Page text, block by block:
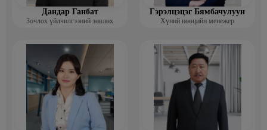
Дандар Ганбат
Зочлох үйлчилгээний зөвлөх
Гэрэлцэцэг Бямбачулуун
Хүний нөөцийн менежер